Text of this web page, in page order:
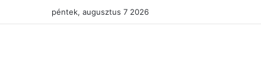
péntek, augusztus 7 2026